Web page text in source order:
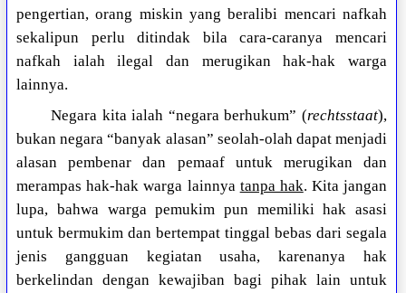
pengertian, orang miskin yang beralibi mencari nafkah
sekalipun perlu ditindak bila cara-caranya mencari
nafkah ialah ilegal dan merugikan hak-hak warga
lainnya.
Negara kita ialah “negara berhukum” (rechtsstaat),
bukan negara “banyak alasan” seolah-olah dapat menjadi
alasan pembenar dan pemaaf untuk merugikan dan
merampas hak-hak warga lainnya tanpa hak. Kita jangan
lupa, bahwa warga pemukim pun memiliki hak asasi
untuk bermukim dan bertempat tinggal bebas dari segala
jenis gangguan kegiatan usaha, karenanya hak
berkelindan dengan kewajiban bagi pihak lain untuk